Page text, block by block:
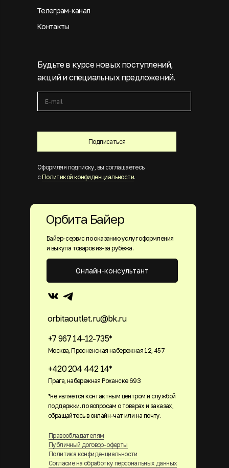
Подписаться
Будьте в курсе новых поступлений,
акций и специальных предложений.
Оформляя подписку, вы соглашаетесь
с Политикой конфиденциальности.
Телеграм-канал
Контакты
Байер-сервис по оказанию услуг оформления
и выкупа товаров из-за рубежа.
+7 967 14-12-735*
Москва, Пресненская набережная 12, 457
+420 204 442 14*
Прага, набережная Роханске 693
orbitaoutlet.ru@bk.ru
Правообладателям
Публичный договор-оферты
Политика конфиденциальности
Согласие на обработку персональных данных
Онлайн-консультант
Орбита Байер
*не является контактным центром и службой
поддержки. по вопросам о товарах и заказах,
обращайтесь в онлайн-чат или на почту.